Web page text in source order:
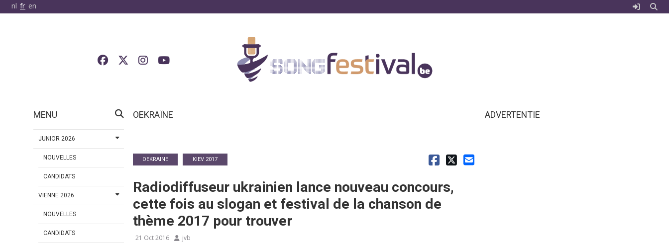
nl fr en
MENU
JUNIOR 2026
NOUVELLES
CANDIDATS
VIENNE 2026
NOUVELLES
CANDIDATS
OEKRAÏNE
OEKRAINE KIEV 2017
Radiodiffuseur ukrainien lance nouveau concours,
cette fois au slogan et festival de la chanson de
thème 2017 pour trouver
21 Oct 2016 jvb
ADVERTENTIE